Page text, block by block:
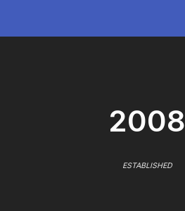
2008
ESTABLISHED